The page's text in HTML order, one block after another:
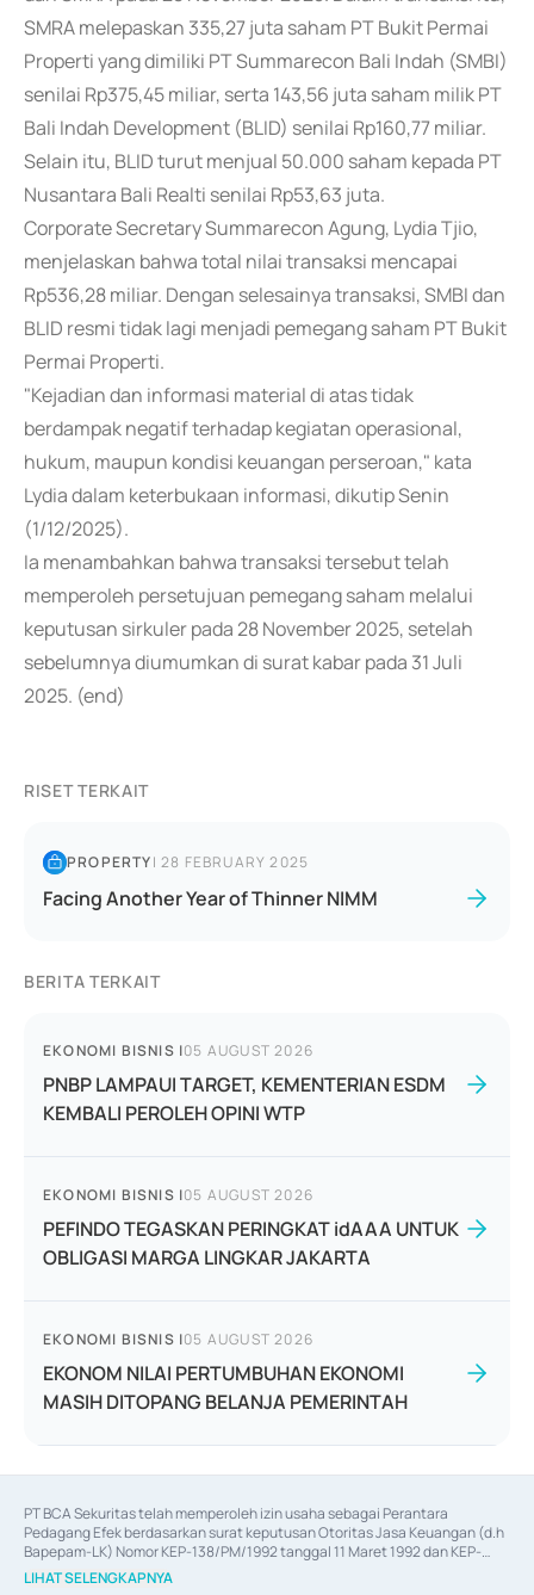
SMRA melepaskan 335,27 juta saham PT Bukit Permai
Properti yang dimiliki PT Summarecon Bali Indah (SMBI)
senilai Rp375,45 miliar, serta 143,56 juta saham milik PT
Bali Indah Development (BLID) senilai Rp160,77 miliar.
Selain itu, BLID turut menjual 50.000 saham kepada PT
Nusantara Bali Realti senilai Rp53,63 juta.
Corporate Secretary Summarecon Agung, Lydia Tjio,
menjelaskan bahwa total nilai transaksi mencapai
Rp536,28 miliar. Dengan selesainya transaksi, SMBI dan
BLID resmi tidak lagi menjadi pemegang saham PT Bukit
Permai Properti.
"Kejadian dan informasi material di atas tidak
berdampak negatif terhadap kegiatan operasional,
hukum, maupun kondisi keuangan perseroan," kata
Lydia dalam keterbukaan informasi, dikutip Senin
(1/12/2025).
Ia menambahkan bahwa transaksi tersebut telah
memperoleh persetujuan pemegang saham melalui
keputusan sirkuler pada 28 November 2025, setelah
sebelumnya diumumkan di surat kabar pada 31 Juli
2025. (end)
RISET TERKAIT
PROPERTY|28 FEBRUARY 2025
Facing Another Year of Thinner NIMM
BERITA TERKAIT
EKONOMI BISNIS |05 AUGUST 2026
PNBP LAMPAUI TARGET, KEMENTERIAN ESDM
KEMBALI PEROLEH OPINI WTP
EKONOMI BISNIS |05 AUGUST 2026
PEFINDO TEGASKAN PERINGKAT idAAA UNTUK
OBLIGASI MARGA LINGKAR JAKARTA
EKONOMI BISNIS |05 AUGUST 2026
EKONOM NILAI PERTUMBUHAN EKONOMI
MASIH DITOPANG BELANJA PEMERINTAH
PT BCA Sekuritas telah memperoleh izin usaha sebagai Perantara
Pedagang Efek berdasarkan surat keputusan Otoritas Jasa Keuangan (d.h
Bapepam-LK) Nomor KEP-138/PM/1992 tanggal 11 Maret 1992 dan KEP-
06/D.04/2014 tanggal 28 Februari 2014, izin usaha sebagai Penjamin Emisi
Efek berdasarkan surat keputusan Otoritas Jasa Keuangan Nomor KEP-
LIHAT SELENGKAPNYA